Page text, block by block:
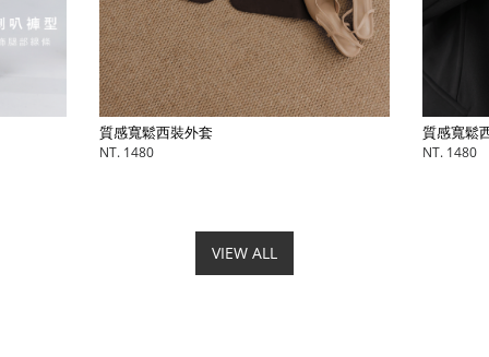
質感寬鬆西裝外套
NT. 1480
質感寬鬆
NT. 1480
VIEW ALL